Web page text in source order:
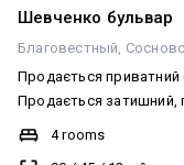
Шевченко бульвар
Благовестный
Продається приватний
Продається затишний,
бульварі Шевченка.
отримуєте абсолютну
4 rooms